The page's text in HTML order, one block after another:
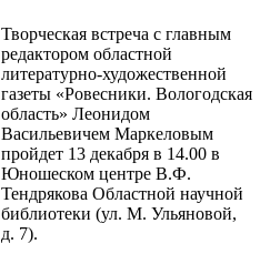
Творческая встреча с главным
редактором областной
литературно-художественной
газеты «Ровесники. Вологодская
область» Леонидом
Васильевичем Маркеловым
пройдет 13 декабря в 14.00 в
Юношеском центре В.Ф.
Тендрякова Областной научной
библиотеки (ул. М. Ульяновой,
д. 7).